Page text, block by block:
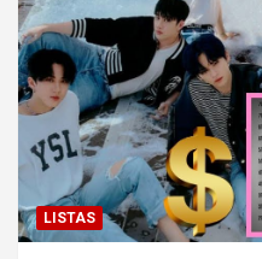
LISTAS